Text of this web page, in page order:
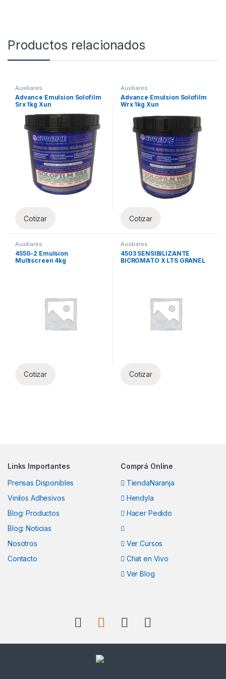
Productos relacionados
Auxiliares
Advance Emulsion Solofilm
Srx 1kg Xun
Cotizar
Auxiliares
Advance Emulsion Solofilm
Wrx 1kg Xun
Cotizar
Auxiliares
4550-2 Emulsion
Multiscreen 4kg
Cotizar
Auxiliares
4503 SENSIBILIZANTE
BICROMATO X LTS GRANEL
Cotizar
Links Importantes
Prensas Disponibles
Vinilos Adhesivos
Blog: Productos
Blog: Noticias
Nosotros
Contacto
Comprá Online
TiendaNaranja
Hendyla
Hacer Pedido
Ver Cursos
Chat en Vivo
Ver Blog